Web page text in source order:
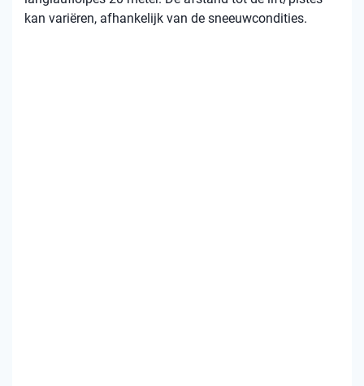
kan variëren, afhankelijk van de sneeuwcondities.